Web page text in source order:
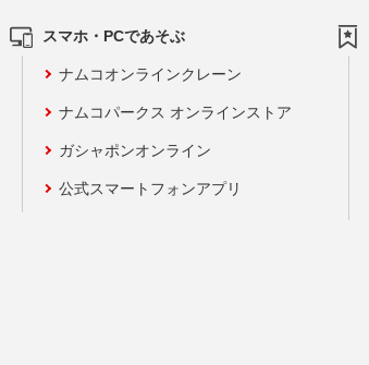
スマホ・PCであそぶ
ナムコオンラインクレーン
ナムコパークス オンラインストア
ガシャポンオンライン
公式スマートフォンアプリ